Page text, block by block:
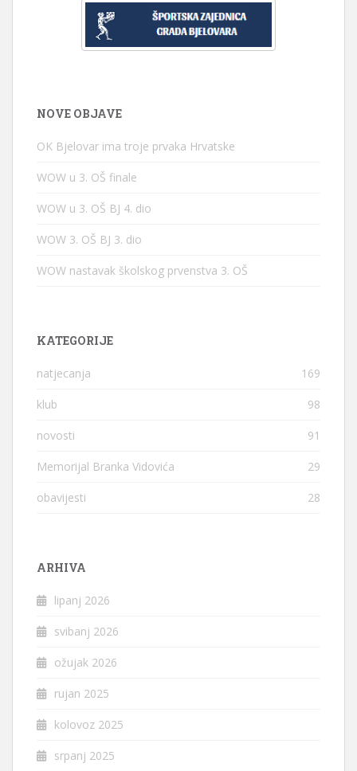
NOVE OBJAVE
OK Bjelovar ima troje prvaka Hrvatske
WOW u 3. OŠ finale
WOW u 3. OŠ BJ 4. dio
WOW 3. OŠ BJ 3. dio
WOW nastavak školskog prvenstva 3. OŠ
KATEGORIJE
natjecanja 169
klub 98
novosti 91
Memorijal Branka Vidovića 29
obavijesti 28
ARHIVA
lipanj 2026
svibanj 2026
ožujak 2026
rujan 2025
kolovoz 2025
srpanj 2025